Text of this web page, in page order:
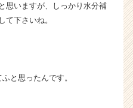
思いますが、しっかり水分補
て下さいね。
と思ったんです。